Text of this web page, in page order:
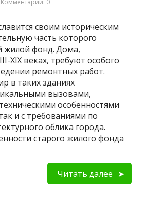
Комментарии: 0
своим историческим
часть которого
жилой фонд. Дома,
XIX веках, требуют особого
ремонтных работ.
в таких зданиях
вызовами,
особенностями
и с требованиями по
облика города.
старого жилого фонда
Читать далее